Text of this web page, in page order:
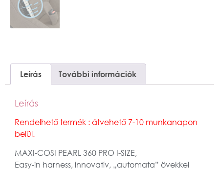
Leírás További információk
Leírás
Rendelhető termék : átvehető 7-10 munkanapon
belül.
MAXI-COSI PEARL 360 PRO I-SIZE,
Easy-in harness, innovatív, „automata” övekkel